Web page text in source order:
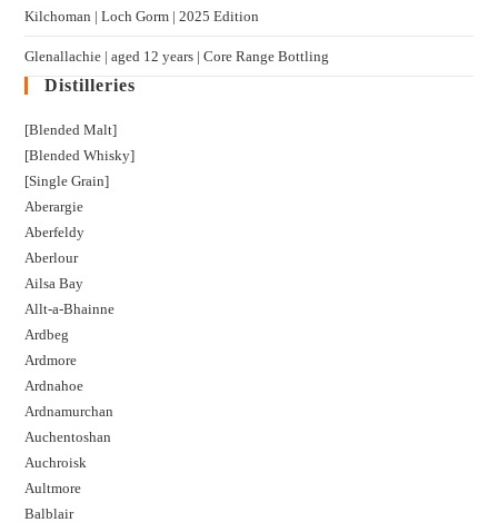
Kilchoman | Loch Gorm​ | 2025 Edition
Glenallachie | aged 12 years | Core Range Bottling
Distilleries
[Blended Malt]
[Blended Whisky]
[Single Grain]
Aberargie
Aberfeldy
Aberlour
Ailsa Bay
Allt-a-Bhainne
Ardbeg
Ardmore
Ardnahoe
Ardnamurchan
Auchentoshan
Auchroisk
Aultmore
Balblair